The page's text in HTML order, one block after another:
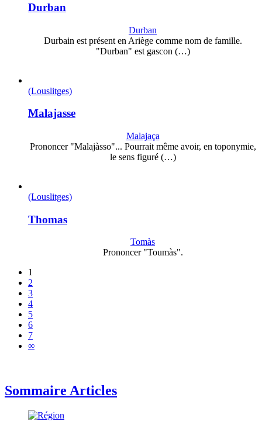
Durban
Durban
Durbain est présent en Ariège comme nom de famille.
"Durban" est gascon (…)
(Louslitges)
Malajasse
Malajaça
Prononcer "Malajàsso"... Pourrait même avoir, en toponymie,
le sens figuré (…)
(Louslitges)
Thomas
Tomàs
Prononcer "Toumàs".
1
2
3
4
5
6
7
∞
Sommaire Articles